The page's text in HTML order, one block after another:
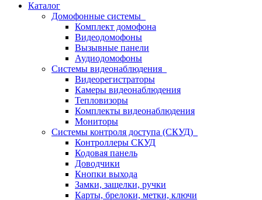
Каталог
Домофонные системы
Комплект домофона
Видеодомофоны
Вызывные панели
Аудиодомофоны
Системы видеонаблюдения
Видеорегистраторы
Камеры видеонаблюдения
Тепловизоры
Комплекты видеонаблюдения
Мониторы
Системы контроля доступа (СКУД)
Контроллеры СКУД
Кодовая панель
Доводчики
Кнопки выхода
Замки, защелки, ручки
Карты, брелоки, метки, ключи